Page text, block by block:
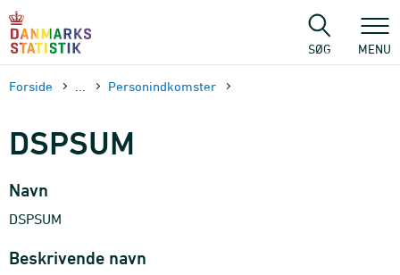
sidens
SØG MENU
Forside Personindkomster
DSPSUM
Navn
DSPSUM
Beskrivende navn